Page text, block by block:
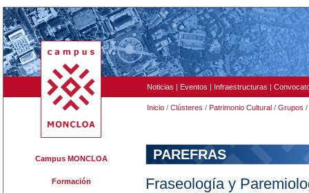
Noticias | Eventos | Infraestructuras |
Inicio / Clústeres / Patrimonio Cultural / Grupos /
Campus MONCLOA
Formación
PAREFRAS
Fraseología y